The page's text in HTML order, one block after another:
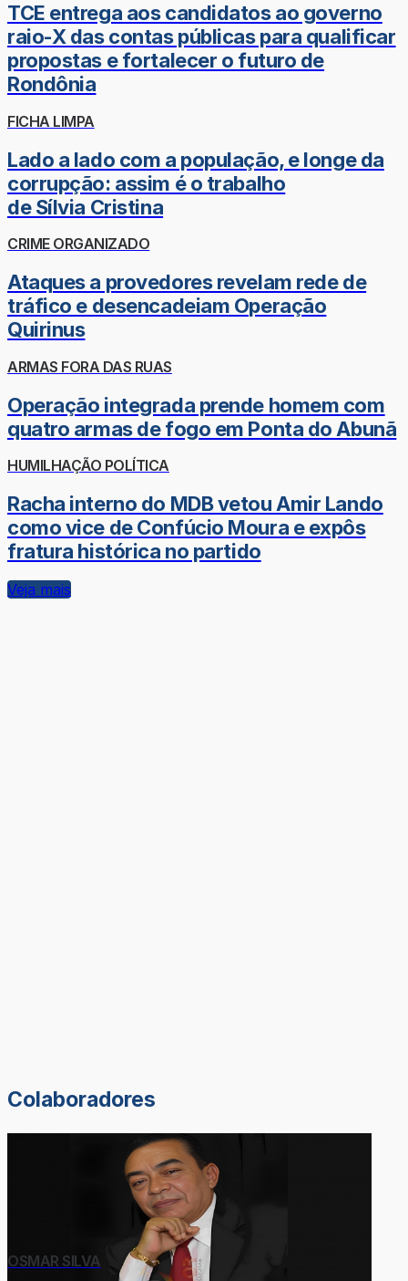
TCE entrega aos candidatos ao governo
raio-X das contas públicas para qualificar
propostas e fortalecer o futuro de
Rondônia
FICHA LIMPA
Lado a lado com a população, e longe da
corrupção: assim é o trabalho
de Sílvia Cristina
CRIME ORGANIZADO
Ataques a provedores revelam rede de
tráfico e desencadeiam Operação
Quirinus
ARMAS FORA DAS RUAS
Operação integrada prende homem com
quatro armas de fogo em Ponta do Abunã
HUMILHAÇÃO POLÍTICA
Racha interno do MDB vetou Amir Lando
como vice de Confúcio Moura e expôs
fratura histórica no partido
Veja mais
Colaboradores
OSMAR SILVA